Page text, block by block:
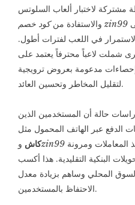
لاختبار ألعاب السلوتس
والاستفادة من
في اللعب لفترات أطول.
مدعومة بعروض ترويجية
لتقليل المخاطر وتحسين العائد.
حالة أن المستخدمين الذين
كاش و
المعاملات ومرونة
البنكية التقليدية. هذا أكسب
المحلي وساهم بزيادة معدل
الاحتفاظ بالمستخدمين.